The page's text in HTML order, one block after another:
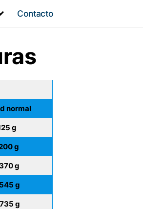
Contacto
normal
g
g
g
g
g